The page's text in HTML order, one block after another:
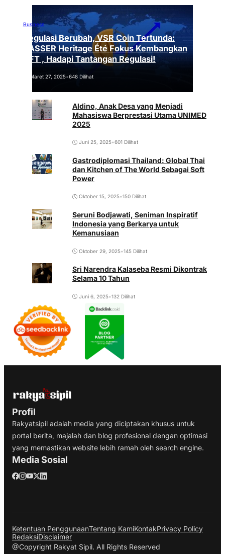
Business
Regulasi Berubah, VSR Coin Tertunda:
VASSER Heritage Été Fokus Kembangkan
NFT , Hadapi Tantangan Regulasi!
Maret 27, 2025•648 Dilihat
Aldino, Anak Desa yang Menjadi
Mahasiswa Berprestasi Utama UNIMED
2025
Juni 25, 2025•601 Dilihat
Gastrodiplomasi Thailand: Global Thai
dan Kitchen of The World Sebagai Soft
Power
Oktober 15, 2025•150 Dilihat
Seruni Bodjawati, Seniman Inspiratif
Indonesia yang Berkarya untuk
Kemanusiaan
Oktober 29, 2025•145 Dilihat
Sri Narendra Kalaseba Resmi Dikontrak
Selama 10 Tahun
Juni 6, 2025•132 Dilihat
Profil
Rakyatsipil adalah media yang diciptakan khusus untuk
portal berita, majalah dan blog profesional dengan optimasi
yang memastikan website lebih ramah oleh search engine.
Media Sosial
Ketentuan PenggunaanTentang KamiKontakPrivacy Policy
RedaksiDisclaimer
@Copyright Rakyat Sipil. All Rights Reserved